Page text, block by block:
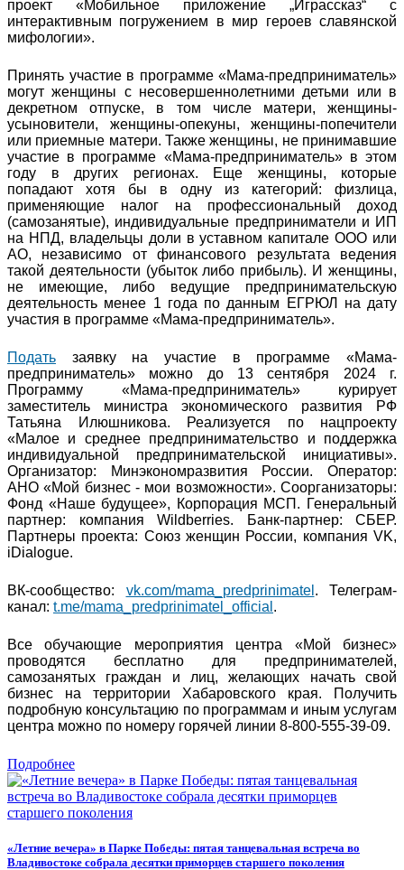
проект «Мобильное приложение „Играссказ“ с
интерактивным погружением в мир героев славянской
мифологии».
Принять участие в программе «Мама-предприниматель»
могут женщины с несовершеннолетними детьми или в
декретном отпуске, в том числе матери, женщины-
усыновители, женщины-опекуны, женщины-попечители
или приемные матери. Также женщины, не принимавшие
участие в программе «Мама-предприниматель» в этом
году в других регионах. Еще женщины, которые
попадают хотя бы в одну из категорий: физлица,
применяющие налог на профессиональный доход
(самозанятые), индивидуальные предприниматели и ИП
на НПД, владельцы доли в уставном капитале ООО или
АО, независимо от финансового результата ведения
такой деятельности (убыток либо прибыль). И женщины,
не имеющие, либо ведущие предпринимательскую
деятельность менее 1 года по данным ЕГРЮЛ на дату
участия в программе «Мама-предприниматель».
Подать заявку на участие в программе «Мама-
предприниматель» можно до 13 сентября 2024 г.
Программу «Мама-предприниматель» курирует
заместитель министра экономического развития РФ
Татьяна Илюшникова. Реализуется по нацпроекту
«Малое и среднее предпринимательство и поддержка
индивидуальной предпринимательской инициативы».
Организатор: Минэкономразвития России. Оператор:
АНО «Мой бизнес - мои возможности». Соорганизаторы:
Фонд «Наше будущее», Корпорация МСП. Генеральный
партнер: компания Wildberries. Банк-партнер: СБЕР.
Партнеры проекта: Союз женщин России, компания VK,
iDialogue.
ВК-сообщество: vk.com/mama_predprinimatel . Телеграм-
канал: t.me/mama_predprinimatel_official .
Все обучающие мероприятия центра «Мой бизнес»
проводятся бесплатно для предпринимателей,
самозанятых граждан и лиц, желающих начать свой
бизнес на территории Хабаровского края. Получить
подробную консультацию по программам и иным услугам
центра можно по номеру горячей линии 8-800-555-39-09.
Подробнее
«Летние вечера» в Парке Победы: пятая танцевальная встреча во
Владивостоке собрала десятки приморцев старшего поколения